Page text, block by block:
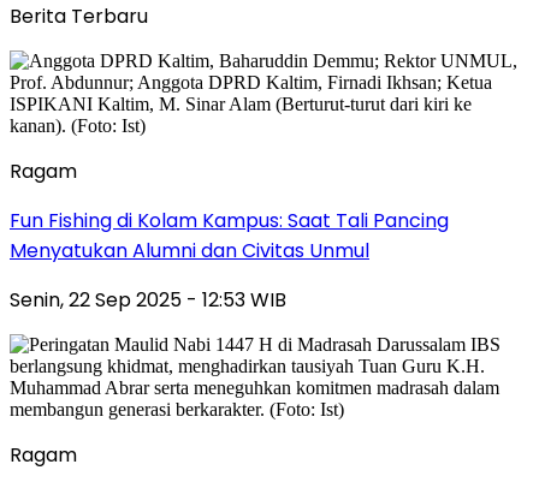
Berita Terbaru
Ragam
Fun Fishing di Kolam Kampus: Saat Tali Pancing
Menyatukan Alumni dan Civitas Unmul
Senin, 22 Sep 2025 - 12:53 WIB
Ragam